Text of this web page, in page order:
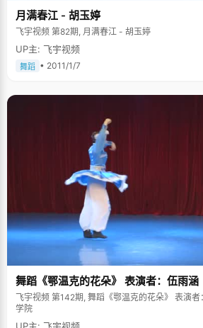
月满春江 - 胡玉婷
飞宇视频 第82期, 月满春江 - 胡玉婷
UP主: 飞宇视频
舞蹈 • 2011/1/7
舞蹈《鄂温克的花朵》 表演者：伍雨
飞宇视频 第142期, 舞蹈《鄂温克的花朵》 表演
学院
UP主: 飞宇视频